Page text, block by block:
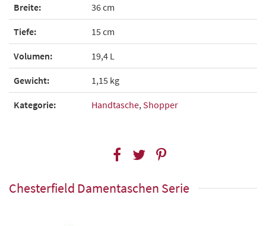
Breite: 36 cm
Tiefe: 15 cm
Volumen: 19,4 L
Gewicht: 1,15 kg
Kategorie: Handtasche, Shopper
Chesterfield Damentaschen Serie